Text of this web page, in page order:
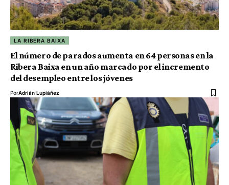
LA RIBERA BAIXA
El número de parados aumenta en 64 personas en la
Ribera Baixa en un año marcado por el incremento
del desempleo entre los jóvenes
PorAdrián Lupiáñez